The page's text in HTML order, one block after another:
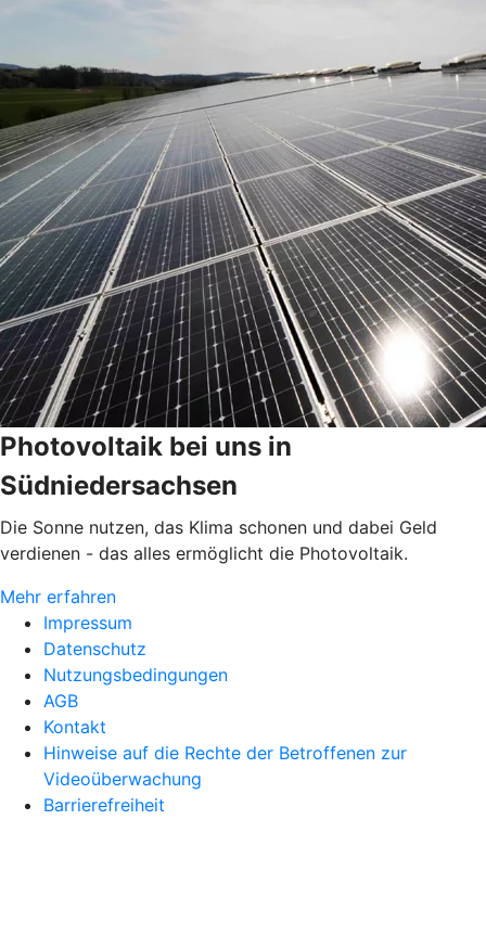
Photovoltaik bei uns in
Südniedersachsen
Die Sonne nutzen, das Klima schonen und dabei Geld
verdienen - das alles ermöglicht die Photovoltaik.
Mehr erfahren
Impressum
Datenschutz
Nutzungsbedingungen
AGB
Kontakt
Hinweise auf die Rechte der Betroffenen zur
Videoüberwachung
Barrierefreiheit